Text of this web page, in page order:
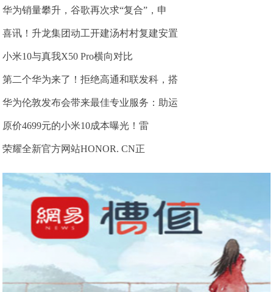
华为销量攀升，谷歌再次求“复合”，申
喜讯！升龙集团动工开建汤村村复建安置
小米10与真我X50 Pro横向对比
第二个华为来了！拒绝高通和联发科，搭
华为伦敦发布会带来最佳专业服务：助运
原价4699元的小米10成本曝光！雷
荣耀全新官方网站HONOR. CN正